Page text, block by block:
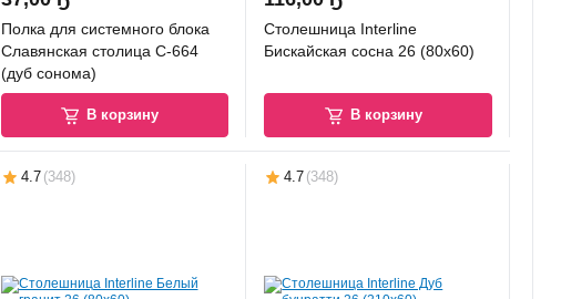
Полка для системного блока
Славянская столица С-664
(дуб сонома)
В корзину
Столешница Interline
Бискайская сосна 26 (80x60)
В корзину
4.7 (348) 4.7 (348)